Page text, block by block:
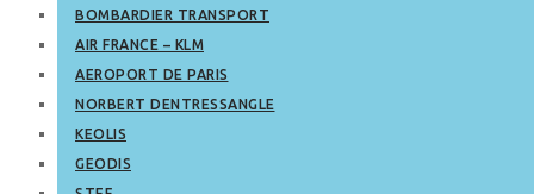
BOMBARDIER TRANSPORT
AIR FRANCE – KLM
AEROPORT DE PARIS
NORBERT DENTRESSANGLE
KEOLIS
GEODIS